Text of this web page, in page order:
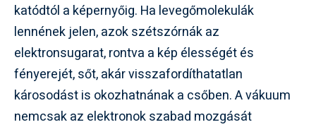
katódtól a képernyőig. Ha levegőmolekulák
lennének jelen, azok szétszórnák az
elektronsugarat, rontva a kép élességét és
fényerejét, sőt, akár visszafordíthatatlan
károsodást is okozhatnának a csőben. A vákuum
nemcsak az elektronok szabad mozgását